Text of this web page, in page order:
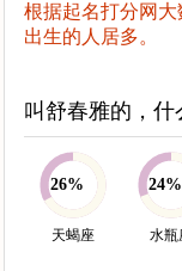
根据起名打分网
出生的人居多。
叫舒春雅的，什
26%
天蝎座
24%
水瓶